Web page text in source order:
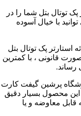
پک توتال بتل شما را در
با خیال آسوده
پک توتال بتل
قانونی ، با کمترین
رساند.
پرشین گیفت کارت
این محصول بسیار دقیق
معاوضه و یا